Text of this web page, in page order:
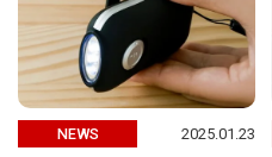
NEWS 2025.01.23